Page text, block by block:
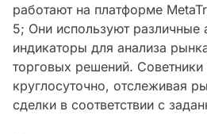
работают на платформе
5; Они используют различные
индикаторы для анализа
торговых решений. Советники
круглосуточно, отслеживая
сделки в соответствии с